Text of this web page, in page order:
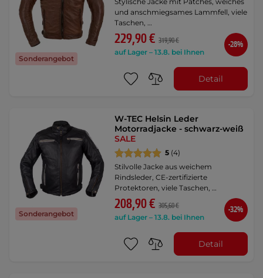
Sonderangebot
und anschmiegsames Lammfell, viele
Taschen, …
229,90 € 319,90 €
auf Lager – 13.8. bei Ihnen
-28%
Detail
Sonderangebot
W-TEC Helsin Leder
Motorradjacke - schwarz-weiß
SALE
5 (4)
Stilvolle Jacke aus weichem
Rindsleder, CE-zertifizierte
Protektoren, viele Taschen, …
208,90 € 305,60 €
auf Lager – 13.8. bei Ihnen
-32%
Detail